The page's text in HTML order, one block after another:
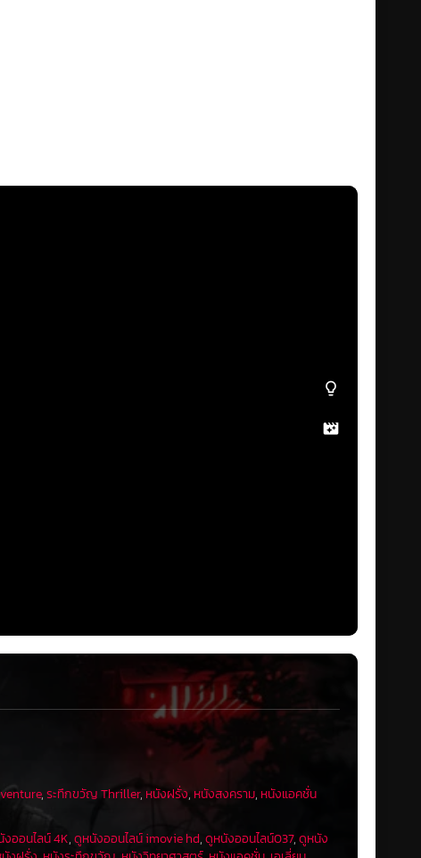
,ระทึกขวัญ Thriller, หนังฝรั่ง,หนังสงคราม, หนังแอคชั่น
ออนไลน์ 4K,ดูหนังออนไลน์ imovie hd,ดูหนังออนไลน์037,ดูหนัง